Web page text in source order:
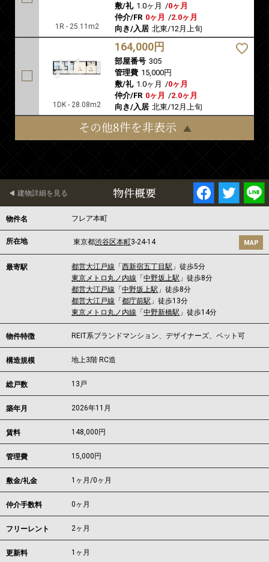
1R - 25.11m2
敷/礼 1.0ヶ月 /0ヶ月
仲介/FR 0ヶ月 /2.0ヶ月
向き/入居 北東/12月上旬
1DK - 28.08m2
164,000円
部屋番号 305
管理費 15,000円
敷/礼 1.0ヶ月 /0ヶ月
仲介/FR 0ヶ月 /2.0ヶ月
向き/入居 北東/12月上旬
その他8件を非表示
物件概要
建物詳細を見る
物件名 フレア本町
所在地 東京都渋谷区本町3-24-14 MAP
最寄駅 都営大江戸線 「西新宿五丁目駅 」徒歩5分
東京メトロ丸ノ内線 「中野坂上駅 」徒歩8分
都営大江戸線 「中野坂上駅 」徒歩8分
都営大江戸線 「都庁前駅 」徒歩13分
東京メトロ丸ノ内線 「中野新橋駅 」徒歩14分
物件特徴 REIT系ブランドマンション、デザイナーズ、ペット可
構造規模 地上3階 RC造
総戸数 13戸
築年月 2026年11月
賃料 148,000 円
管理費 15,000円
敷金/礼金 1ヶ月/0ヶ月
仲介手数料 0ヶ月
フリーレント 2ヶ月
更新料 1ヶ月